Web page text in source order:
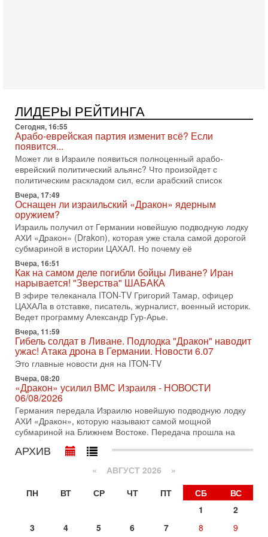
подготовленного удара по Ирану после обращений
Тегерана и других стран региона. По его словам,
1-08-2026, 17:50
«Русский голос» Израиля: кто заберет его на этот
раз?
Голоса русскоязычных репатриантов не раз кардинально
меняли политический ландшафт Израиля. Достаточно
вспомнить взлет партии «Исраэль ба-алия», когда
31-07-2026, 17:00
Тайны закрытых дверей: о чём на самом деле
молчат Трамп и Нетаньяху?
Недавний визит премьер-министра Израиля Биньямина
Нетаньяху в США и его встреча с Дональдом Трампом
оставили больше вопросов, чем ответов. Полная
31-07-2026, 15:18
Иран готовит покушение на Нетаниягу! Трамп не
хочет эскалации, но КСИР готовит взрыв!
В эфире телеканала ITON-TV СЕРГЕЙ МИГДАЛЬ, эксперт
по вопросам безопасности, офицер запаса
Международного управления полиции Израиля, автор
31-07-2026, 09:02
Битва за разоружение ХАМАСа - НОВОСТИ
31/07/2026
Сегодня президент США Дональд Трамп заявил о
достижении исторического соглашения о полном
разоружении ХАМАСа и других вооруженных группировок в
30-07-2026, 17:59
Иран доведет Трампа до крайних мер? Разбор и
оценка от военного обозревателя Давида Шарпа
Ситуация вокруг противостояния Ирана и США накаляется
с каждым днем. Почему Трамп в самый последний момент
отменил решение о нанесении тяжелых ударов
Покупатель авиакомпании «Аркия» намерен
разгорается громкий конфликт.
ЛИДЕРЫ РЕЙТИНГА
Сегодня, 16:55
Арабо-еврейская партия изменит всё? Если
появится...
Может ли в Израиле появиться полноценный арабо-
еврейский политический альянс? Что произойдет с
политическим раскладом сил, если арабский список
Вчера, 17:49
Оснащен ли израильский «Дракон» ядерным
оружием?
Израиль получил от Германии новейшую подводную лодку
АХИ «Дракон» (Drakon), которая уже стала самой дорогой
субмариной в истории ЦАХАЛ. Но почему её
Вчера, 16:51
Как на самом деле погибли бойцы Ливане? Иран
нарывается! "Зверства" ШАБАКА
В эфире телеканала ITON-TV Григорий Тамар, офицер
ЦАХАЛа в отставке, писатель, журналист, военный историк.
Ведет программу Александр Гур-Арье.
Вчера, 11:59
Гибель солдат в Ливане. Подлодка "Дракон" наводит
ужас! Атака дрона в Германии. Новости 6.07
Это главные новости дня на ITON-TV
Вчера, 08:20
«Дракон» усилил ВМС Израиля - НОВОСТИ
06/08/2026
Германия передала Израилю новейшую подводную лодку
АХИ «Дракон», которую называют самой мощной
субмариной на Ближнем Востоке. Передача прошла на
АРХИВ
« АВГУСТ 2026 »
ПН
ВТ СР ЧТ ПТ СБ
ВС
1
2
3
4 5 6 7 8
9